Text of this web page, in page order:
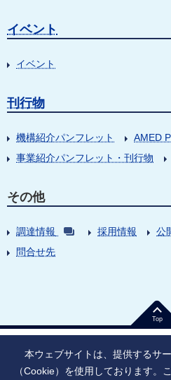
イベント
イベント
刊行物
機構紹介パンフレット AMED
事業紹介パンフレット・刊行物
その他
調達情報 採用情報 公
問合せ先
Top
本ウェブサイトは、提供するサ
（Cookie）を使用しております。